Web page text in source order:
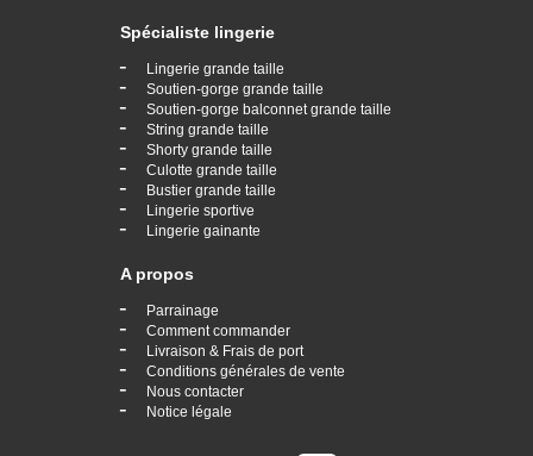
Spécialiste lingerie
- Lingerie grande taille
- Soutien-gorge grande taille
- Soutien-gorge balconnet grande taille
- String grande taille
- Shorty grande taille
- Culotte grande taille
- Bustier grande taille
- Lingerie sportive
- Lingerie gainante
A propos
- Parrainage
- Comment commander
- Livraison & Frais de port
- Conditions générales de vente
- Nous contacter
- Notice légale